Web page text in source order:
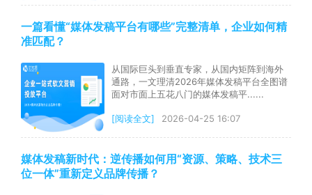
一篇看懂“媒体发稿平台有哪些”完整清单，企业如何精
准匹配？
从国际巨头到垂直专家，从国内矩阵到海外
通路，一文理清2026年媒体发稿平台全图谱
面对市面上五花八门的媒体发稿平......
[阅读全文] 2026-04-25 16:07
媒体发稿新时代：逆传播如何用“资源、策略、技术三
位一体”重新定义品牌传播？